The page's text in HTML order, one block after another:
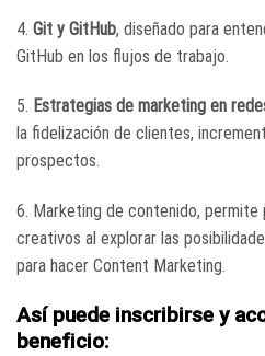
4. Git y GitHub, diseñado para
GitHub en los flujos de trabajo.
5. Estrategias de marketing en
la fidelización de clientes,
prospectos.
6. Marketing de contenido,
creativos al explorar las
para hacer Content Marketing.
Así puede inscribirse y
beneficio: